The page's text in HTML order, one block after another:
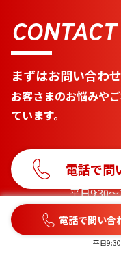
電話で問い合
平日
まずはお問い合わ
お客さまのお悩みや
ています。
電話で問
平日9:30
メールで